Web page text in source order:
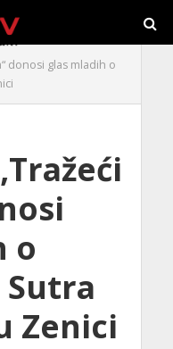
donosi glas mladih o
o
Zenici